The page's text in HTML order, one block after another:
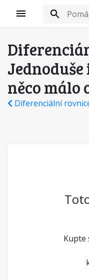
něco málo
Diferenciální
Kupte